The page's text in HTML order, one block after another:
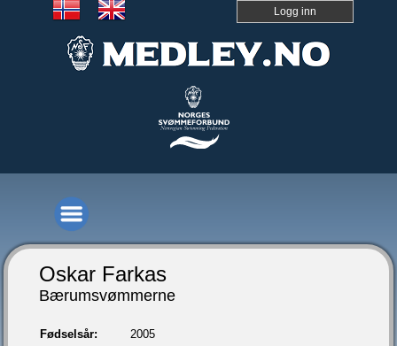
Logg inn
Oskar Farkas
Bærumsvømmerne
Fødselsår:
2005